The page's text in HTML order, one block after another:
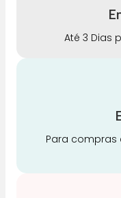
Até 3 Dias
Para